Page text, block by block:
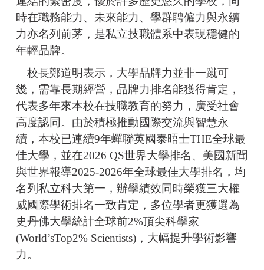
時在職務能力、未來能力、學群聘僱力與永續
力亦名列前茅，是私立技職體系中表現穩健的
年輕品牌。
校長鄭道明表示，大學品牌力並非一蹴可
幾，需靠長期經營，品牌力排名能獲得肯定，
代表多年來本校在技職教育的努力，廣受社會
高度認同。由於積極推動國際交流與智慧永
續，本校已連續9年蟬聯英國泰晤士THE全球最
佳大學，並在2026 QS世界大學排名、美國新聞
與世界報導2025-2026年全球最佳大學排名，均
名列私立科大第一，辦學績效同時榮獲三大權
威國際學術排名一致肯定，多位學者更獲選為
史丹佛大學統計全球前2%頂尖科學家
(World’sTop2% Scientists)，大幅提升學術影響
力。